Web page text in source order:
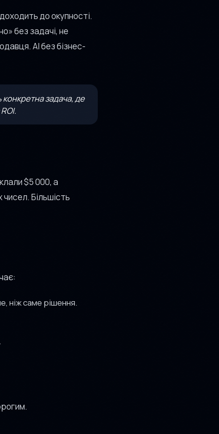
до окупності.
без задачі, не
AI без бізнес-
задача, де
$5 000, а
Більшість
ніж саме рішення.